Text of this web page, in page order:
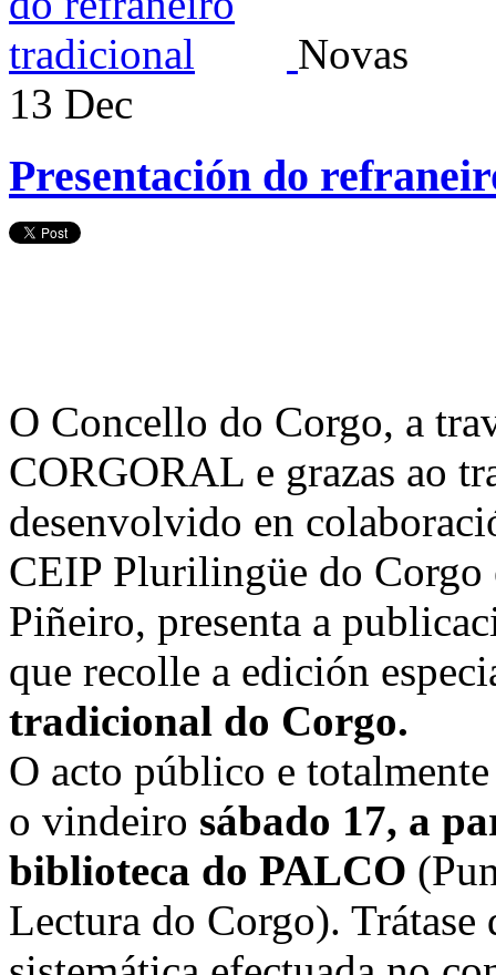
Novas
13 Dec
Presentación do
O Concello do Corgo, a
CORGORAL e grazas ao
desenvolvido en
CEIP Plurilingüe do Corgo
Piñeiro, presenta a
que recolle a edición
tradicional do Corgo.
O acto público e
o vindeiro sábado 17, a
biblioteca do PALCO
Lectura do Corgo).